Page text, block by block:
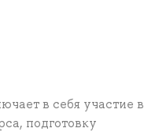
в себя участие в
подготовку